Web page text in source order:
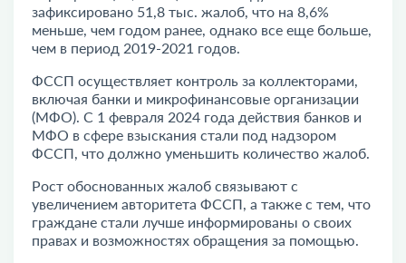
зафиксировано 51,8 тыс. жалоб, что на 8,6%
меньше, чем годом ранее, однако все еще больше,
чем в период 2019-2021 годов.
ФССП осуществляет контроль за коллекторами,
включая банки и микрофинансовые организации
(МФО). С 1 февраля 2024 года действия банков и
МФО в сфере взыскания стали под надзором
ФССП, что должно уменьшить количество жалоб.
Рост обоснованных жалоб связывают с
увеличением авторитета ФССП, а также с тем, что
граждане стали лучше информированы о своих
правах и возможностях обращения за помощью.